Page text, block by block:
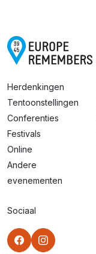
Herdenkingen
Tentoonstellingen
Conferenties
Festivals
Online
Andere
evenementen
Sociaal